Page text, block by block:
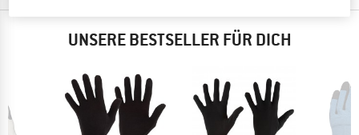
UNSERE BESTSELLER FÜR DICH